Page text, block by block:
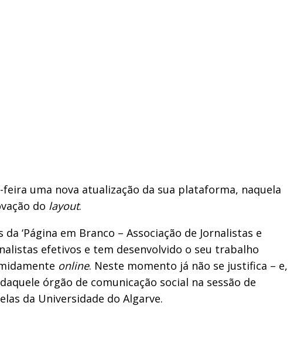
feira uma nova atualização da sua plataforma, naquela
do layout.
‘Página em Branco – Associação de Jornalistas e
efetivos e tem desenvolvido o seu trabalho
online. Neste momento já não se justifica – e,
órgão de comunicação social na sessão de
da Universidade do Algarve.